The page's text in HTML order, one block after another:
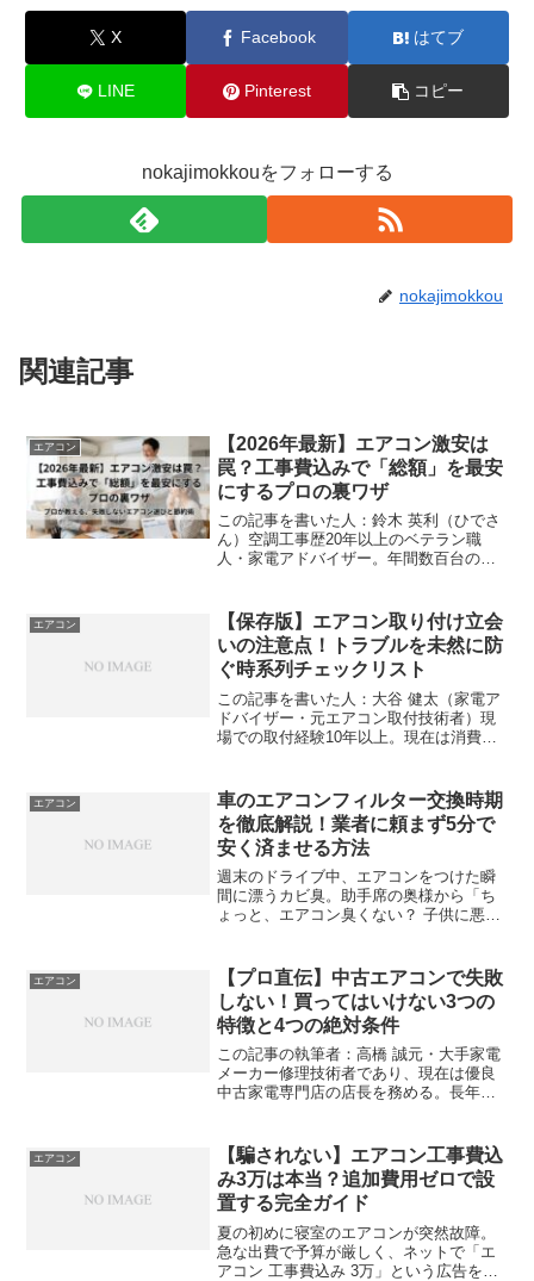
X Facebook はてブ
LINE Pinterest コピー
nokajimokkouをフォローする
nokajimokkou
関連記事
エアコン
【2026年最新】エアコン激安は
罠？工事費込みで「総額」を最安
にするプロの裏ワザ
この記事を書いた人：鈴木 英利（ひでさ
ん）空調工事歴20年以上のベテラン職
人・家電アドバイザー。年間数百台のエ
クやネットの「見せかけの激安」に惑わ
される消費者を救うべく...
エアコン
【保存版】エアコン取り付け立会
いの注意点！トラブルを未然に防
ぐ時系列チェックリスト
この記事を書いた人：大谷 健太（家電ア
ドバイザー・元エアコン取付技術者）現
場での取付経験10年以上。現在は消費者
に消費者の味方として、不安を抱える方
に優しく毅然と対応す...
エアコン
車のエアコンフィルター交換時期
を徹底解説！業者に頼まず5分で
安く済ませる方法
週末のドライブ中、エアコンをつけた瞬
間に漂うカビ臭。助手席の奥様から「ち
ょっと、エアコン臭くない？ 子供に悪い
昔、同じ経験をして焦ったことがありま
す。前回の車検で「フィル...
エアコン
【プロ直伝】中古エアコンで失敗
しない！買ってはいけない3つの
特徴と4つの絶対条件
この記事の執筆者：高橋 誠元・大手家電
メーカー修理技術者であり、現在は優良
中古家電専門店の店長を務める。長年の
る「悪質な販売手法」に警鐘を鳴らす。
予算に悩むご家庭の味方...
エアコン
【騙されない】エアコン工事費込
み3万は本当？追加費用ゼロで設
置する完全ガイド
夏の初めに寝室のエアコンが突然故障。
急な出費で予算が厳しく、ネットで「エ
アコン 工事費込み 3万」という広告を見